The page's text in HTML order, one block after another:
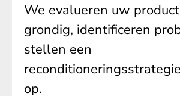
We evalueren uw
grondig, identificeren
stellen een
op.